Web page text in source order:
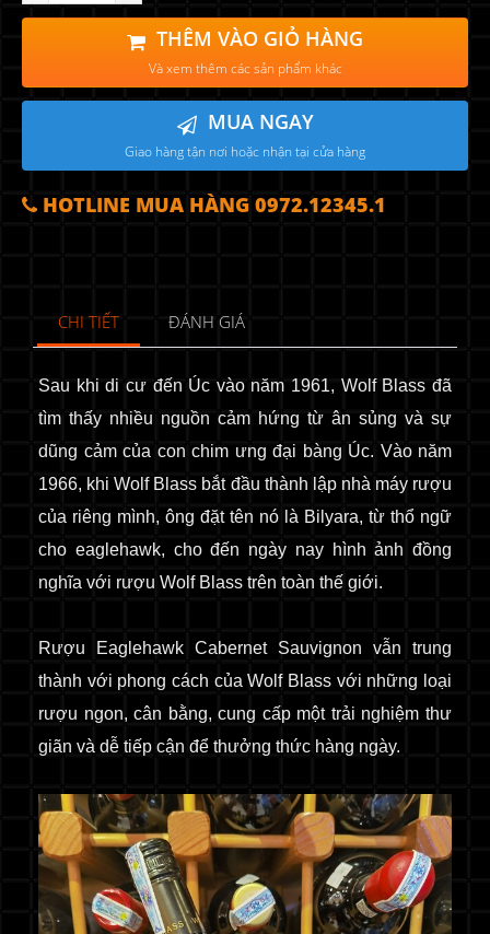
THÊM VÀO GIỎ HÀNG
Và xem thêm các sản phẩm khác
MUA NGAY
Giao hàng tận nơi hoặc nhận tại cửa hàng
HOTLINE MUA HÀNG 0972.12345.1
CHI TIẾT ĐÁNH GIÁ
Sau khi di cư đến Úc vào năm 1961, Wolf Blass đã
tìm thấy nhiều nguồn cảm hứng từ ân sủng và sự
dũng cảm của con chim ưng đại bàng Úc. Vào năm
1966, khi Wolf Blass bắt đầu thành lập nhà máy rượu
của riêng mình, ông đặt tên nó là Bilyara, từ thổ ngữ
cho eaglehawk, cho đến ngày nay hình ảnh đồng
nghĩa với rượu Wolf Blass trên toàn thế giới.
Rượu Eaglehawk Cabernet Sauvignon vẫn trung
thành với phong cách của Wolf Blass với những loại
rượu ngon, cân bằng, cung cấp một trải nghiệm thư
giãn và dễ tiếp cận để thưởng thức hàng ngày.